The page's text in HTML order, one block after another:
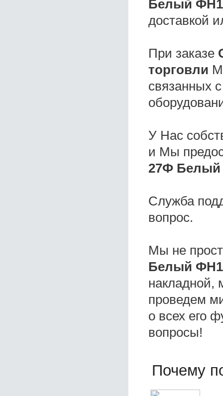
Белый
доставкой
При заказе
торговли
связанных
У Нас
и Мы
27Ф Белый
Служба
вопрос.
Мы не
Белый
накладной,
проведем
о всех его
вопросы!
Почему